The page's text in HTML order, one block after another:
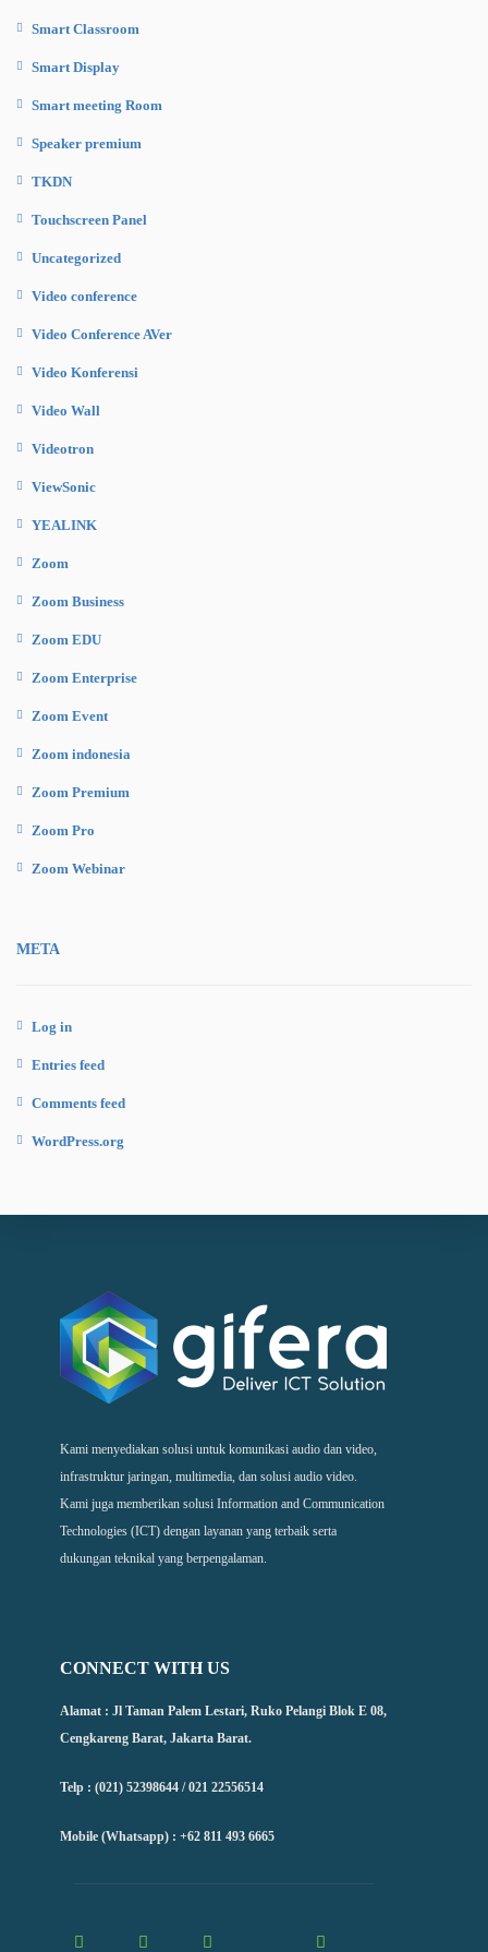
Smart Classroom
Smart Display
Smart meeting Room
Speaker premium
TKDN
Touchscreen Panel
Uncategorized
Video conference
Video Conference AVer
Video Konferensi
Video Wall
Videotron
ViewSonic
YEALINK
Zoom
Zoom Business
Zoom EDU
Zoom Enterprise
Zoom Event
Zoom indonesia
Zoom Premium
Zoom Pro
Zoom Webinar
META
Log in
Entries feed
Comments feed
WordPress.org
Kami menyediakan solusi untuk komunikasi audio dan video,
infrastruktur jaringan, multimedia, dan solusi audio video.
Kami juga memberikan solusi Information and Communication
Technologies (ICT) dengan layanan yang terbaik serta
dukungan teknikal yang berpengalaman.
CONNECT WITH US
Alamat : Jl Taman Palem Lestari, Ruko Pelangi Blok E 08,
Cengkareng Barat, Jakarta Barat.
Telp : (021) 52398644 / 021 22556514
Mobile (Whatsapp) : +62 811 493 6665